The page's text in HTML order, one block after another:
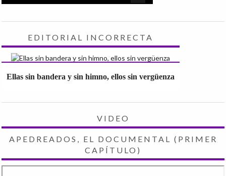
EDITORIAL INCORRECTA
Ellas sin bandera y sin himno, ellos sin vergüenza
VIDEO
APEDREADOS, EL DOCUMENTAL (PRIMER
CAPÍTULO)